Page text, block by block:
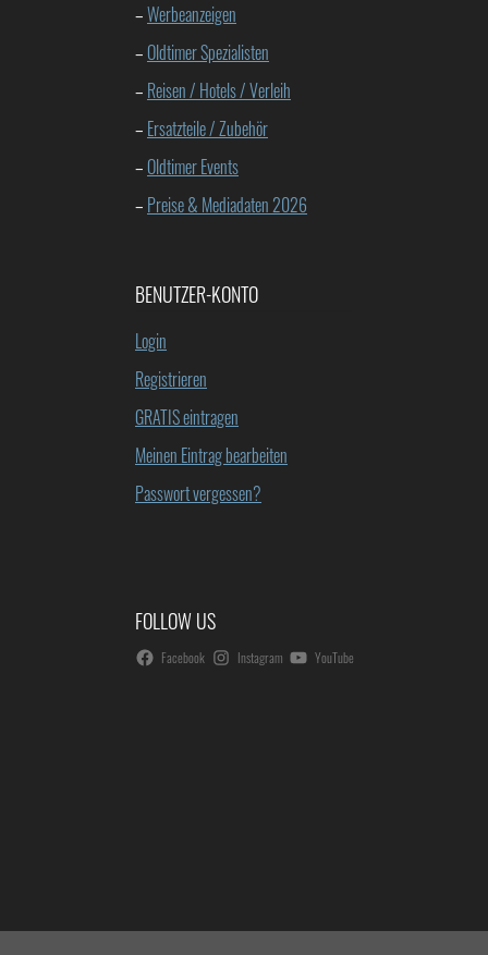
–Werbeanzeigen
– Oldtimer Spezialisten
– Reisen / Hotels / Verleih
– Ersatzteile / Zubehör
– Oldtimer Events
– Preise & Mediadaten 2026
BENUTZER-KONTO
Login
Registrieren
GRATIS eintragen
Meinen Eintrag bearbeiten
Passwort vergessen?
FOLLOW US
Facebook Instagram YouTube